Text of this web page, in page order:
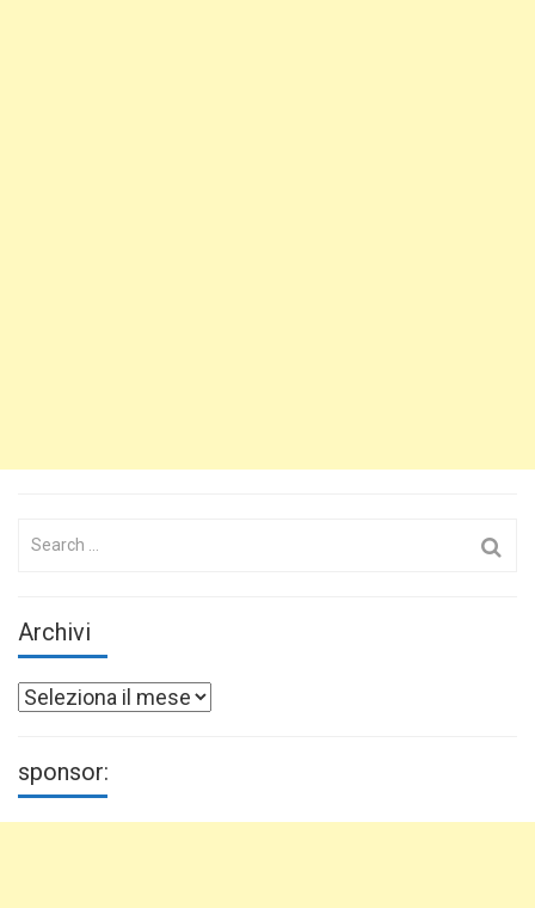
Search
Archivi
Archivi
sponsor: